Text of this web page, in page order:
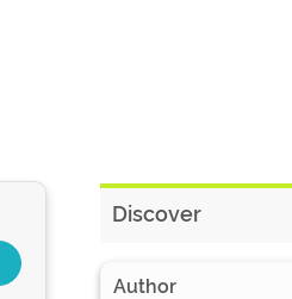
Discover
Author